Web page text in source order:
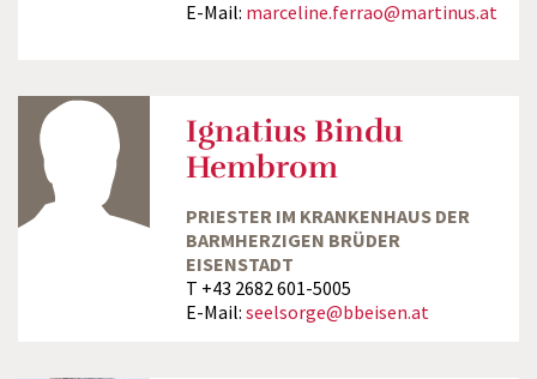
E-Mail: marceline.ferrao@martinus.at
Ignatius Bindu
Hembrom
PRIESTER IM KRANKENHAUS DER
BARMHERZIGEN BRÜDER
EISENSTADT
T +43 2682 601-5005
E-Mail: seelsorge@bbeisen.at